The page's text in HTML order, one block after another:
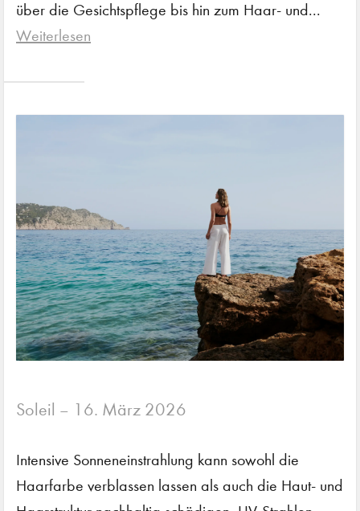
über die Gesichtspflege bis hin zum Haar- und...
Weiterlesen
Soleil – 16. März 2026
Intensive Sonneneinstrahlung kann sowohl die
Haarfarbe verblassen lassen als auch die Haut- und